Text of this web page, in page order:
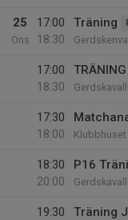
25
Ons
17:00
18:30
Träning
17:00
18:30
TRÄNING
17:30
18:00
Klubbhuset
18:30
20:00
P16
19:30
Träning